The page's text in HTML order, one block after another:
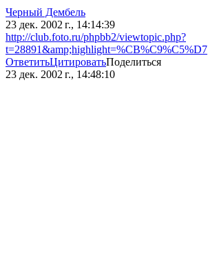
Черный Дембель
23 дек. 2002 г., 14:14:39
http://club.foto.ru/phpbb2/viewtopic.php?
t=28891&amp;highlight=%CB%C9%C5%D7
ОтветитьЦитироватьПоделиться
23 дек. 2002 г., 14:48:10